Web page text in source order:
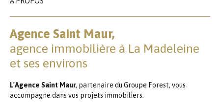
Agence Saint Maur,
agence immobilière à La Madeleine
et ses environs
L'Agence Saint Maur, partenaire du Groupe Forest, vous
accompagne dans vos projets immobiliers.